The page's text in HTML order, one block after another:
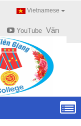
Vietnamese
YouTube Văn